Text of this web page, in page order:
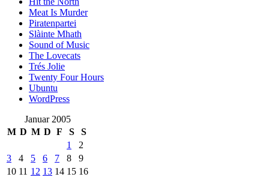
Meat Is Murder
Piratenpartei
Slàinte Mhath
Sound of Music
The Lovecats
Trés Jolie
Twenty Four Hours
Ubuntu
WordPress
Januar 2005
M D M D F S
S
1
2
3
4 5 6 7 8
9
10 11 12 13 14 15 16